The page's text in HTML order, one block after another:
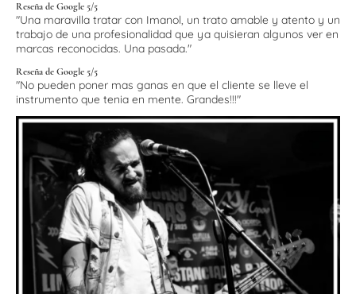
Reseña de Google 5/5
"Una maravilla tratar con Imanol, un trato amable y atento y un
trabajo de una profesionalidad que ya quisieran algunos ver en
marcas reconocidas. Una pasada."
Reseña de Google 5/5
"No pueden poner mas ganas en que el cliente se lleve el
instrumento que tenia en mente. Grandes!!!"